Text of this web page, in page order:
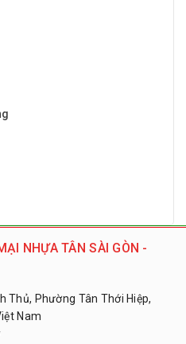
NHỰA TÂN SÀI GÒN -
Thủ, Phường Tân Thới Hiệp,
Nam